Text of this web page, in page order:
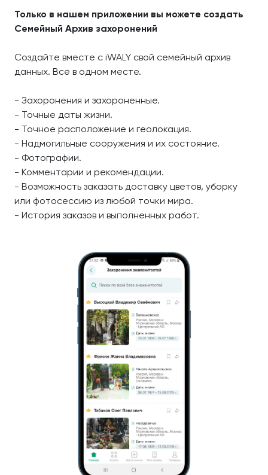
Только в нашем приложении вы можете создать
Семейный Архив захоронений
Создайте вместе с iWALY свой семейный архив
данных. Всё в одном месте.
- Захоронения и захороненные.
- Точные даты жизни.
- Точное расположение и геолокация.
- Надмогильные сооружения и их состояние.
- Фотографии.
- Комментарии и рекомендации.
- Возможность заказать доставку цветов, уборку
или фотосессию из любой точки мира.
- История заказов и выполненных работ.